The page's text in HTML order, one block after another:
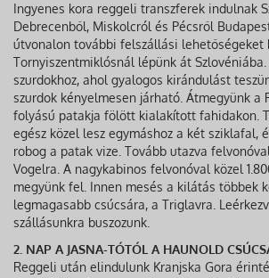
Ingyenes kora reggeli transzferek indulnak
Debrecenből, Miskolcról és Pécsről
útvonalon további felszállási lehetőségeket
Tornyiszentmiklósnál lépünk át
szurdokhoz, ahol gyalogos kirándulást
szurdok kényelmesen járható. Átmegyünk a
folyású patakja fölött kialakított fahidakon.
egész közel lesz egymáshoz a két sziklafal,
robog a patak vize. Tovább utazva
Vogelra. A nagykabinos felvonóval közel
megyünk fel. Innen mesés a kilátás többek
legmagasabb csúcsára, a Triglavra.
szállásunkra buszozunk.
2. NAP A JASNA-TÓTÓL A HAUNOLD
Reggeli után elindulunk Kranjska Gora